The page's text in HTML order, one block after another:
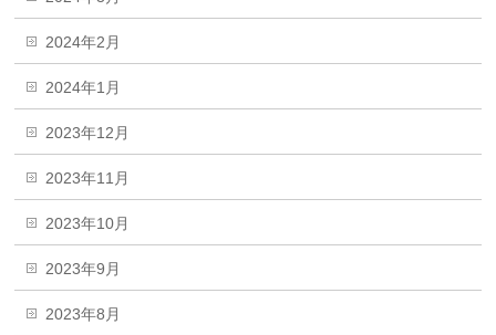
2024年2月
2024年1月
2023年12月
2023年11月
2023年10月
2023年9月
2023年8月